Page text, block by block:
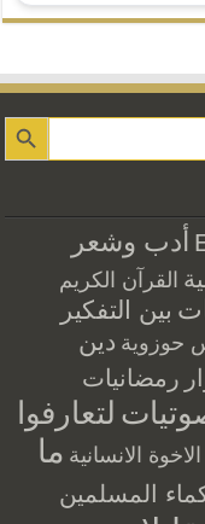
أدب وشعر
القرآن الكريم
بين التفكير
حوزوية دين
رمضانيات
لتعارفوا
الانسانية ما
المسلمين